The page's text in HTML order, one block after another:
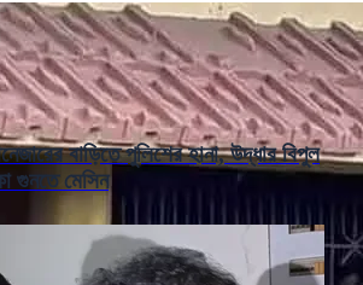
বাড়িতে পুলিশের হানা, উদ্ধার বিপুল
গুনতে মেসিন